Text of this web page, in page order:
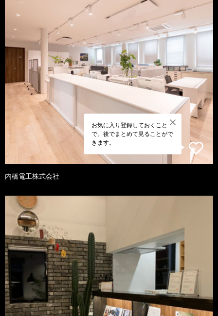
お気に入り登録しておくこと
で、後でまとめて見ることがで
きます。
内橋電工株式会社